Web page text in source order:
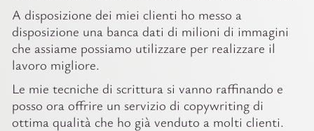
A disposizione dei miei clienti ho messo a
disposizione una banca dati di milioni di immagini
che assiame possiamo utilizzare per realizzare il
lavoro migliore.
Le mie tecniche di scrittura si vanno raffinando e
posso ora offrire un servizio di copywriting di
ottima qualità che ho già venduto a molti clienti.